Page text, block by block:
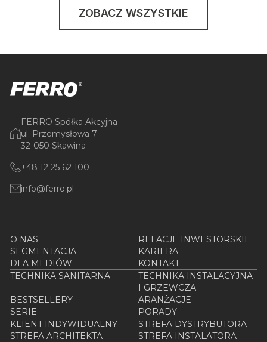
ZOBACZ WSZYSTKIE
FERRO Spółka Akcyjna
ul. Przemysłowa 7
32-050 Skawina
+48 12 25 62 100
info@ferro.pl
O NAS
RELACJE INWESTORSKIE
SEGMENTACJA
KARIERA
DLA MEDIÓW
KONTAKT
TECHNIKA SANITARNA
TECHNIKA INSTALACYJNA
I GRZEWCZA
BESTSELLERY
ARANŻACJE
SERIE
PORADY
KLIENT INDYWIDUALNY
STREFA DYSTRYBUTORA
STREFA ARCHITEKTA
STREFA INSTALATORA